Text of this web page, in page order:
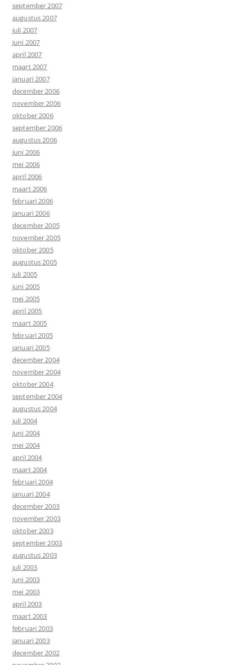
september 2007
augustus 2007
juli 2007
juni 2007
april 2007
maart 2007
januari 2007
december 2006
november 2006
oktober 2006
september 2006
augustus 2006
juni 2006
mei 2006
april 2006
maart 2006
februari 2006
januari 2006
december 2005
november 2005
oktober 2005
augustus 2005
juli 2005
juni 2005
mei 2005
april 2005
maart 2005
februari 2005
januari 2005
december 2004
november 2004
oktober 2004
september 2004
augustus 2004
juli 2004
juni 2004
mei 2004
april 2004
maart 2004
februari 2004
januari 2004
december 2003
november 2003
oktober 2003
september 2003
augustus 2003
juli 2003
juni 2003
mei 2003
april 2003
maart 2003
februari 2003
januari 2003
december 2002